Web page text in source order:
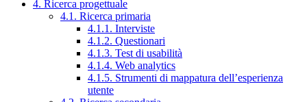
4. Ricerca progettuale
4.1. Ricerca primaria
4.1.1. Interviste
4.1.2. Questionari
4.1.3. Test di usabilità
4.1.4. Web analytics
4.1.5. Strumenti di mappatura dell’esperienza
utente